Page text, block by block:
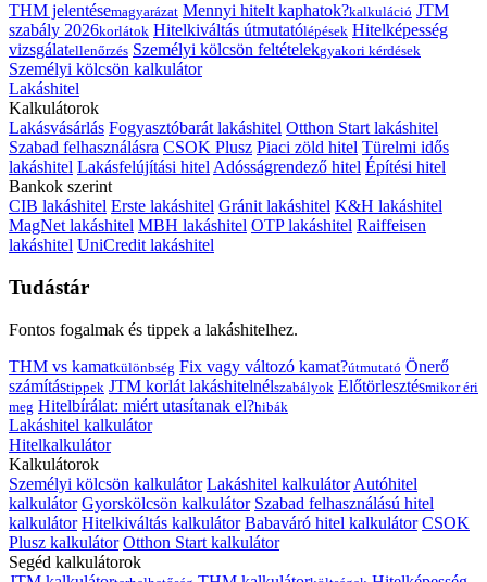
THM jelentésemagyarázat Mennyi hitelt kaphatok?kalkuláció JTM
szabály 2026korlátok Hitelkiváltás útmutatólépések Hitelképesség
vizsgálatellenőrzés Személyi kölcsön feltételekgyakori kérdések
Személyi kölcsön kalkulátor
Lakáshitel
Kalkulátorok
Lakásvásárlás Fogyasztóbarát lakáshitel Otthon Start lakáshitel
Szabad felhasználásra CSOK Plusz Piaci zöld hitel Türelmi idős
lakáshitel Lakásfelújítási hitelAdósságrendező hitel Építési hitel
Bankok szerint
CIB lakáshitel Erste lakáshitel Gránit lakáshitel K&H lakáshitel
MagNet lakáshitel MBH lakáshitel OTP lakáshitel Raiffeisen
lakáshitel UniCredit lakáshitel
Tudástár
Fontos fogalmak és tippek a lakáshitelhez.
THM vs kamatkülönbség Fix vagy változó kamat?útmutató Önerő
számítástippek JTM korlát lakáshitelnélszabályok Előtörlesztésmikor éri
meg Hitelbírálat: miért utasítanak el?hibák
Lakáshitel kalkulátor
Hitelkalkulátor
Kalkulátorok
Személyi kölcsön kalkulátor Lakáshitel kalkulátor Autóhitel
kalkulátor Gyorskölcsön kalkulátor Szabad felhasználású hitel
kalkulátor Hitelkiváltás kalkulátor Babaváró hitel kalkulátor CSOK
Plusz kalkulátor Otthon Start kalkulátor
Segéd kalkulátorok